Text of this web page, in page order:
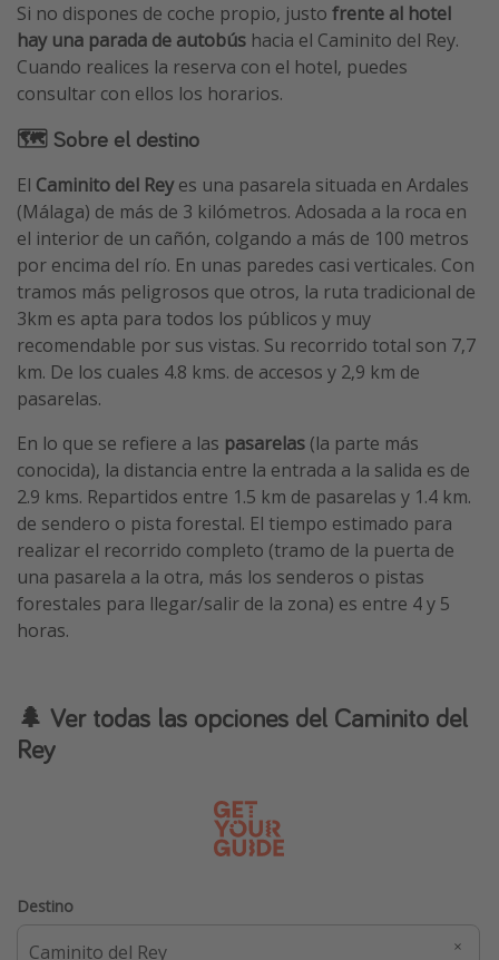
Si no dispones de coche propio, justo frente al hotel
hay una parada de autobús hacia el Caminito del Rey.
Cuando realices la reserva con el hotel, puedes
consultar con ellos los horarios.
🗺 Sobre el destino
El Caminito del Reyes una pasarela situada en Ardales
(Málaga) de más de 3 kilómetros. Adosada a la roca en
el interior de un cañón, colgando a más de 100 metros
por encima del río. En unas paredes casi verticales. Con
tramos más peligrosos que otros, la ruta tradicional de
3km es apta para todos los públicos y muy
recomendable por sus vistas. Su recorrido total son 7,7
km. De los cuales 4.8 kms. de accesos y 2,9 km de
pasarelas.
En lo que se refiere a las pasarelas (la parte más
conocida), la distancia entre la entrada a la salida es de
2.9 kms. Repartidos entre 1.5 km de pasarelas y 1.4 km.
de sendero o pista forestal. El tiempo estimado para
realizar el recorrido completo (tramo de la puerta de
una pasarela a la otra, más los senderos o pistas
forestales para llegar/salir de la zona) es entre 4 y 5
horas.
🌲 Ver todas las opciones del Caminito del
Rey
Destino